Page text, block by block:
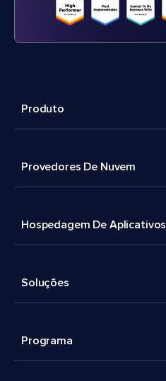
Produto
Provedores De Nuvem
Hospedagem De Aplicativos
Soluções
Programa